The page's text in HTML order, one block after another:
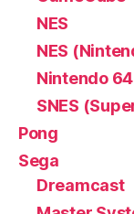
NES
NES
Nintendo 64
SNES
Pong
Sega
Dreamcast